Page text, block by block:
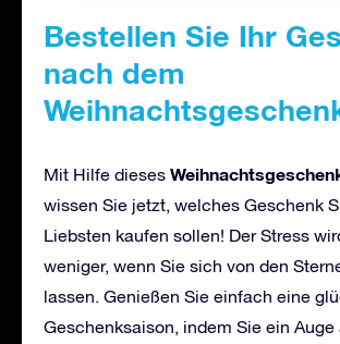
Bestellen Sie Ihr
nach dem
Mit Hilfe dieses
wissen Sie jetzt, welches Geschenk
Liebsten kaufen sollen! Der Stress
weniger, wenn Sie sich von den
lassen. Genießen Sie einfach eine
Geschenksaison, indem Sie ein Auge